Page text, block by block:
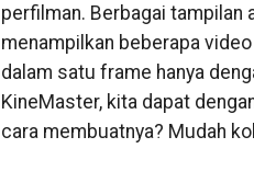
perfilman. Berbagai tampilan
menampilkan beberapa
dalam satu frame hanya
KineMaster, kita dapat
cara membuatnya? Mudah